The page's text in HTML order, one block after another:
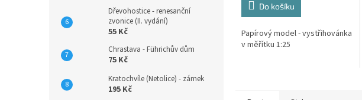
Dřevohostice - renesanční
zvonice (II. vydání)
55 Kč
Chrastava - Führichův dům
75 Kč
Kratochvíle (Netolice) - zámek
195 Kč
Do košíku
Papírový model - vystřihovánka
v měřítku 1:25